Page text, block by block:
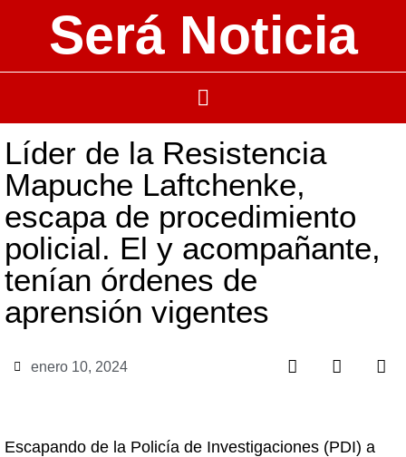
Será Noticia
Líder de la Resistencia
Mapuche Laftchenke,
escapa de procedimiento
policial. El y acompañante,
tenían órdenes de
aprensión vigentes
enero 10, 2024
Escapando de la Policía de Investigaciones (PDI) a